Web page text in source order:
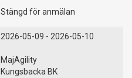
Stängd för anmälan
2026-05-09 - 2026-05-10
MajAgility
Kungsbacka BK